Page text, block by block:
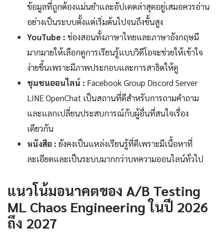
ข้อมูลที่ถูกต้องแม่นยำและอัปเดตล่าสุดอยู่เสมอควรอ่าน
อย่างเป็นระบบตั้งแต่เริ่มต้นไปจนถึงขั้นสูง
YouTube : ช่องสอนทั้งภาษาไทยและภาษาอังกฤษมี
มากมายให้เลือกดูการเรียนรู้แบบวิดีโอจะช่วยให้เข้าใจ
ง่ายขึ้นเพราะมีภาพประกอบและการสาธิตให้ดู
ชุมชนออนไลน์ : Facebook Group Discord Server
LINE OpenChat เป็นสถานที่ดีสำหรับการถามคำถาม
และแลกเปลี่ยนประสบการณ์กับผู้อื่นที่สนใจเรื่อง
เดียวกัน
หนังสือ : ยังคงเป็นแหล่งเรียนรู้ที่ดีเพราะมีเนื้อหาที่
ละเอียดและเป็นระบบมากกว่าบทความออนไลน์ทั่วไป
แนวโน้มอนาคตของ A/B Testing
ML Chaos Engineering ในปี 2026
ถึง 2027